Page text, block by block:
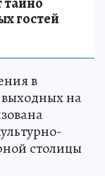
гостей
в
на
столицы